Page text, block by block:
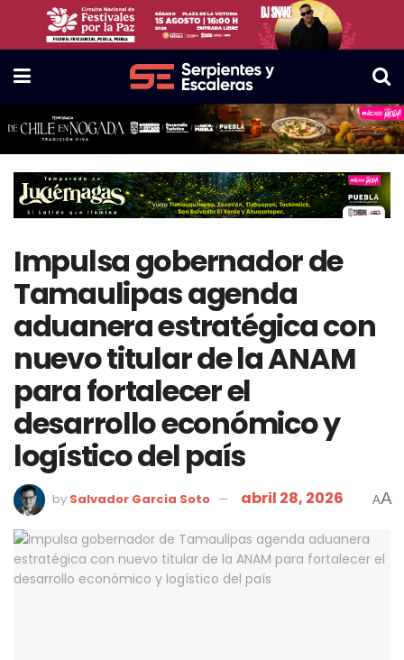
Impulsa gobernador de
Tamaulipas agenda
aduanera estratégica con
nuevo titular de la ANAM
para fortalecer el
desarrollo económico y
logístico del país
by Salvador Garcia Soto abril 28, 2026 AA